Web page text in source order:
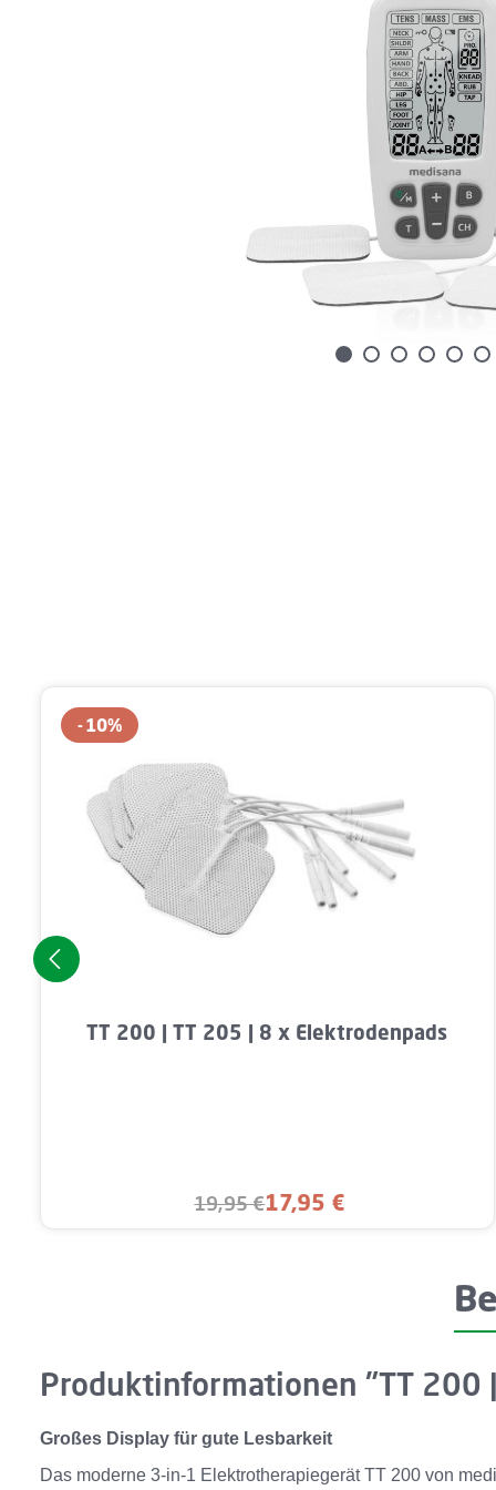
10%
Produkt Anzahl: Gib den
TT 200 | TT 205 | 8 x Elektrodenpads
Verkaufspreis:
17,95 €
Regulärer Preis:
19,95 €
Produktinformationen "TT
Großes Display für gute Lesbarkeit
Das moderne 3-in-1 Elektrotherapiegerät TT 200 von